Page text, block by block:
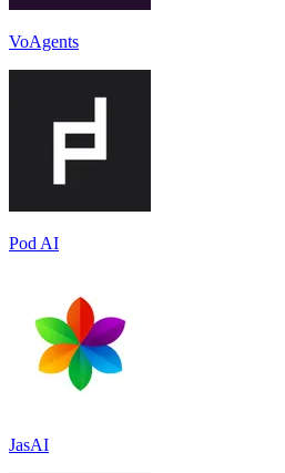
VoAgents
Pod AI
JasAI